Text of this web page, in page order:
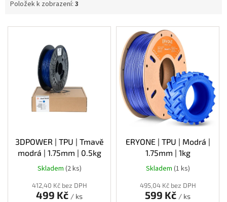
Položek k zobrazení: 3
V
3DPOWER | TPU | Tmavě
modrá | 1.75mm | 0.5kg
Skladem (2 ks)
412,40 Kč bez DPH
499 Kč / ks
ERYONE | TPU | Modrá |
1.75mm | 1kg
Skladem (1 ks)
495,04 Kč bez DPH
599 Kč / ks